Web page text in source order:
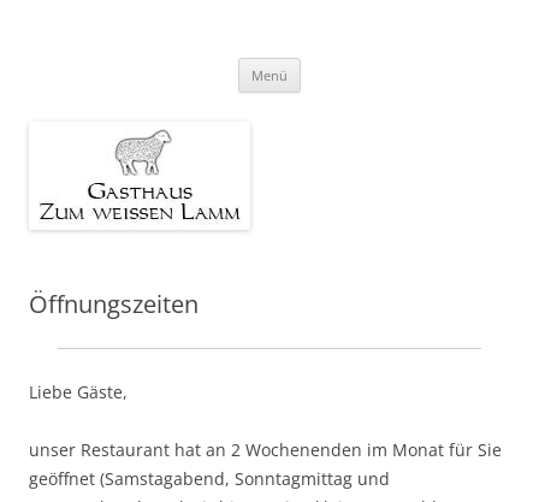
Menü
Öffnungszeiten
Liebe Gäste,
unser Restaurant hat an 2 Wochenenden im Monat für Sie
geöffnet (Samstagabend, Sonntagmittag und